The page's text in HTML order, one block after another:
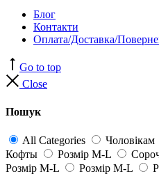
Блог
Контакти
Оплата/Доставка/
Go to top
Close
Пошук
All Categories Чоловікам
Кофты
Розмір M-L
Розмір M-L
Розмір M-L